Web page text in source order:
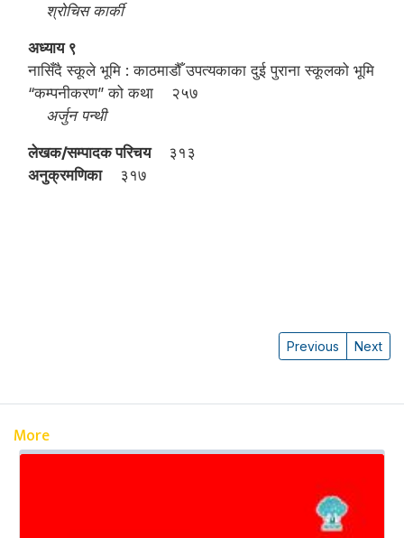
श्रोचिस कार्की
अध्याय ९
नासिँदै स्कूले भूमि : काठमाडौँ उपत्यकाका दुई पुराना स्कूलको भूमि
“कम्पनीकरण” को कथा २५७
अर्जुन पन्थी
लेखक/सम्पादक परिचय३१३
अनुक्रमणिका३१७
Previous Next
More